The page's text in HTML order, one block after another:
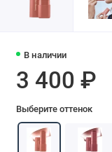
В наличии
3 400 ₽
Выберите оттенок